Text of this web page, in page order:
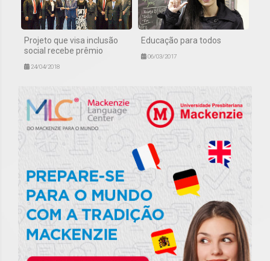
Projeto que visa inclusão
social recebe prêmio
24/04/2018
Educação para todos
06/03/2017